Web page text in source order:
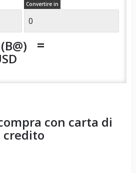
Convertire in
=
con carta di
credito